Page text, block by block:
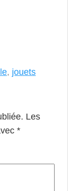
, jouets
Les
*